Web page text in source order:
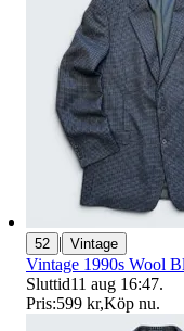
52 | Vintage
Vintage 1990s Wool
Sluttid11 aug 16:47.
Pris:599 kr,Köp nu.